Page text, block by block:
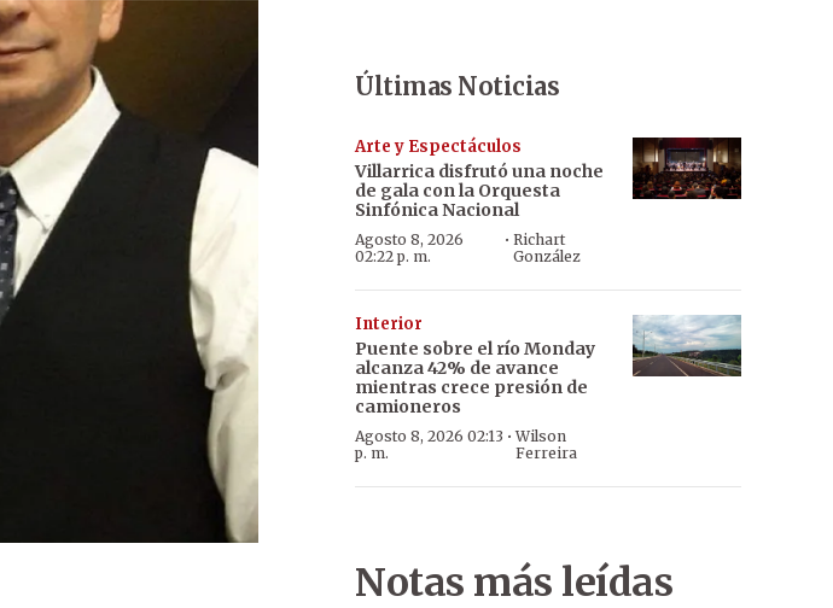
Últimas Noticias
Arte y Espectáculos
Villarrica disfrutó una noche
de gala con la Orquesta
Sinfónica Nacional
Agosto 8, 2026
02:22 p. m.
· Richart
González
Interior
Puente sobre el río Monday
alcanza 42% de avance
mientras crece presión de
camioneros
Agosto 8, 2026 02:13
p. m.
·Wilson
Ferreira
Notas más leídas